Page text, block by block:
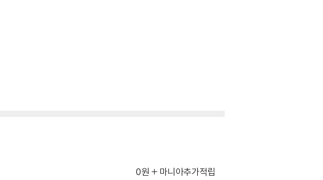
0원 마니아추가적립